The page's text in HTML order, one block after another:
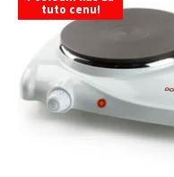
tuto cenu!